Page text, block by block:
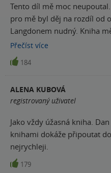
Tento díl mě moc
pro mě byl děj na rozdíl od
Langdonem nudný. Kniha
později už byl děj slabší a
mistra Leonarda a tahle
hodně daleko. Navíc téměř
Přečíst více
184
ALENA KUBOVÁ
registrovaný uživatel
Jako vždy úžasná kniha.
knihami dokáže připoutat
nejrychleji.
179